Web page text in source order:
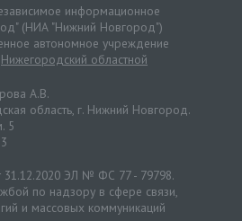
информационное
(НИА "Нижний Новгород")
автономное учреждение
Нижегородский областной
А.В.
область, г. Нижний Новгород.
5
31.12.2020 ЭЛ № ФС 77 - 79798.
по надзору в сфере связи,
и массовых коммуникаций